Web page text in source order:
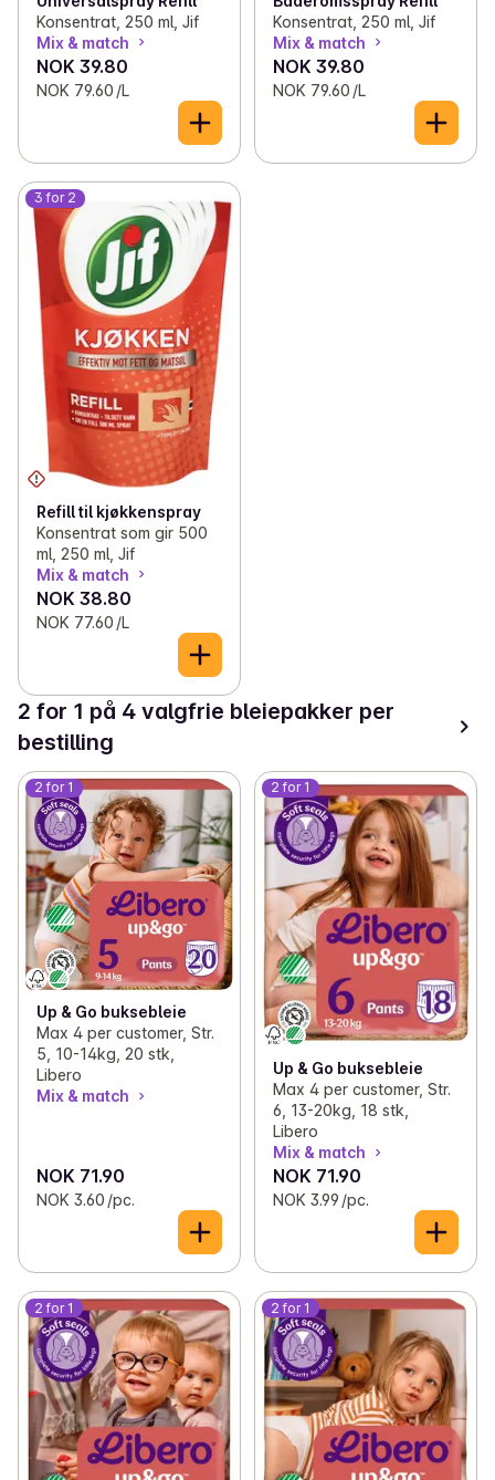
Konsentrat, 250 ml, Jif
Mix & match
NOK 39.80
NOK 79.60 /L
Konsentrat, 250 ml, Jif
Mix & match
NOK 39.80
NOK 79.60 /L
3 for 2
Refill til kjøkkenspray
Konsentrat som gir 500
ml, 250 ml, Jif
Mix & match
NOK 38.80
NOK 77.60 /L
2 for 1 på 4 valgfrie bleiepakker per
bestilling
2 for 1
Up & Go buksebleie
Max 4 per customer, Str.
5, 10-14kg, 20 stk,
Libero
Mix & match
NOK 71.90
NOK 3.60 /pc.
2 for 1
Up & Go buksebleie
Max 4 per customer, Str.
6, 13-20kg, 18 stk,
Libero
Mix & match
NOK 71.90
NOK 3.99 /pc.
2 for 1 2 for 1